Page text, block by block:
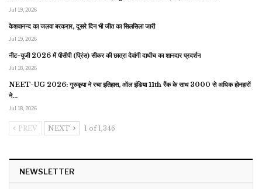
Jul 19, 2026
केशवानन्द का जलवा बरकरार, दूसरे दिन भी जीत का सिलसिला जारी
Jul 19, 2026
नीट-यूजी 2026 में पीसीपी (प्रिंस) सीकर की छात्रा देवांगी दाधीच का शानदार प्रदर्शन
Jul 18, 2026
NEET-UG 2026: गुरुकृपा ने रचा इतिहास, ऑल इंडिया 11th रैंक के साथ 3000 से अधिक होनहारों
ने…
Jul 18, 2026
PREV NEXT 1 of 1,346
NEWSLETTER